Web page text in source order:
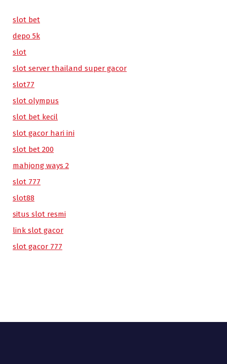
slot bet
depo 5k
slot
slot server thailand super gacor
slot77
slot olympus
slot bet kecil
slot gacor hari ini
slot bet 200
mahjong ways 2
slot 777
slot88
situs slot resmi
link slot gacor
slot gacor 777